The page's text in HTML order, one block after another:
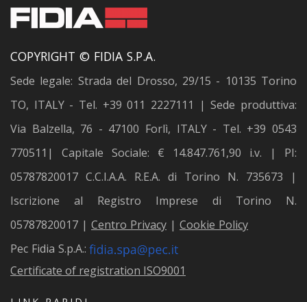
COPYRIGHT © FIDIA S.P.A.
Sede legale: Strada del Drosso, 29/15 - 10135 Torino
TO, ITALY - Tel. +39 011 2227111 | Sede produttiva:
Via Balzella, 76 - 47100 Forlì, ITALY - Tel. +39 0543
770511| Capitale Sociale: € 14.847.761,90 i.v. | PI:
05787820017 C.C.I.A.A. R.E.A. di Torino N. 735673 |
Iscrizione al Registro Imprese di Torino N.
05787820017 | Centro Privacy | Cookie Policy
Pec Fidia S.p.A.:
Certificate of registration ISO9001